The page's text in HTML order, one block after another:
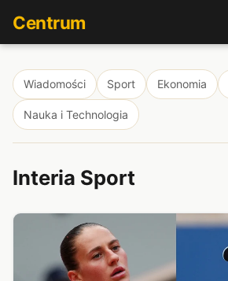
Centrum
Wiadomości Sport Ekonomia
Nauka i Technologia
Interia Sport